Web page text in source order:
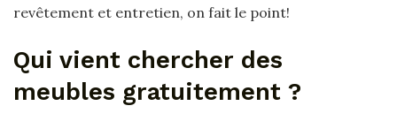
revêtement et entretien, on fait le point!
Qui vient chercher des
meubles gratuitement ?